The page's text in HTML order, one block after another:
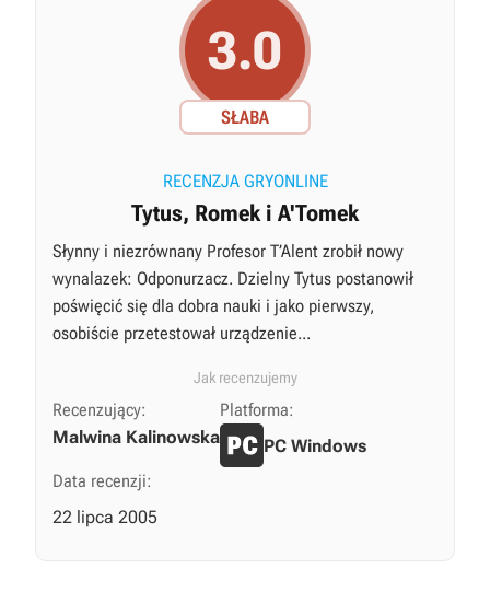
3.0
SŁABA
RECENZJA GRYONLINE
Tytus, Romek i A'Tomek
Słynny i niezrównany Profesor T’Alent zrobił nowy
wynalazek: Odponurzacz. Dzielny Tytus postanowił
poświęcić się dla dobra nauki i jako pierwszy,
osobiście przetestował urządzenie...
Jak recenzujemy
Recenzujący:
Malwina Kalinowska
Platforma:
PC Windows
Data recenzji:
22 lipca 2005